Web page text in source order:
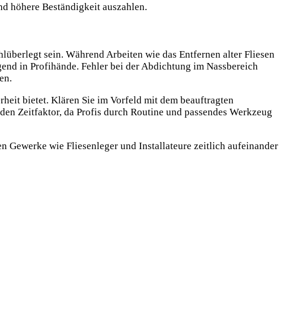
höhere Beständigkeit auszahlen.
sein. Während Arbeiten wie das Entfernen alter Fliesen
in Profihände. Fehler bei der Abdichtung im Nassbereich
bietet. Klären Sie im Vorfeld mit dem beauftragten
Zeitfaktor, da Profis durch Routine und passendes Werkzeug
Gewerke wie Fliesenleger und Installateure zeitlich aufeinander